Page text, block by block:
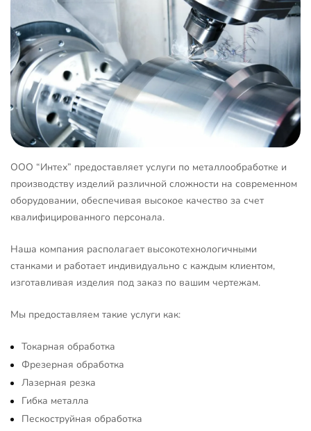
ООО “Интех” предоставляет услуги по металлообработке и
производству изделий различной сложности на современном
оборудовании, обеспечивая высокое качество за счет
квалифицированного персонала.
Наша компания располагает высокотехнологичными
станками и работает индивидуально с каждым клиентом,
изготавливая изделия под заказ по вашим чертежам.
Мы предоставляем такие услуги как:
Токарная обработка
Фрезерная обработка
Лазерная резка
Гибка металла
Пескоструйная обработка